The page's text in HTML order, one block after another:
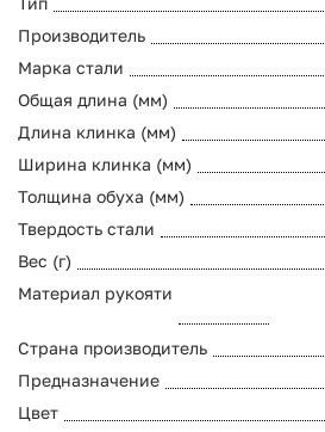
Производитель
Марка стали
Общая длина (мм)
Длина клинка (мм)
Ширина клинка (мм)
Толщина обуха (мм)
Твердость стали
Вес (г)
Материал рукояти
Страна производитель
Предназначение
Цвет